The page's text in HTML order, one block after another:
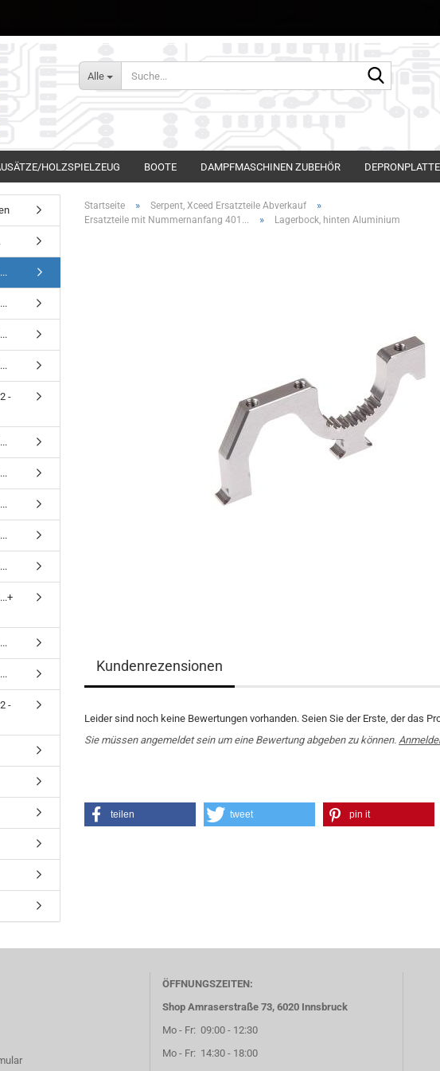
Alle
HOLZSPIELZEUG BOOTE DAMPFMASCHINEN ZUBEHÖR
Startseite » Serpent, Xceed Ersatzteile Abverkauf »
Ersatzteile mit Nummernanfang 401... » Lagerbock, hinten Aluminium
Kundenrezensionen
Leider sind noch keine Bewertungen vorhanden. Seien Sie der Erste, der das
Sie müssen angemeldet sein um eine Bewertung abgeben zu können.
teilen tweet pin it
-
-
ÖFFNUNGSZEITEN:
Shop Amraserstraße 73, 6020 Innsbruck
Mo - Fr: 09:00 - 12:30
Mo - Fr: 14:30 - 18:00